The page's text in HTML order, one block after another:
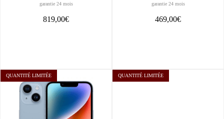
garantie 24 mois
819,00€
garantie 24 mois
469,00€
QUANTITÉ LIMITÉE QUANTITÉ LIMITÉE